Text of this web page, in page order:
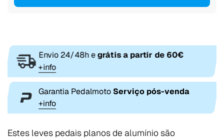
Envio 24/48h egrátis a partir de 60€
+info
Garantia Pedalmoto Serviço pós-venda
+info
Estes leves pedais planos de alumínio são